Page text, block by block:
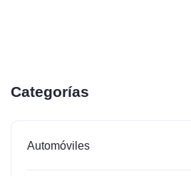
Categorías
Automóviles